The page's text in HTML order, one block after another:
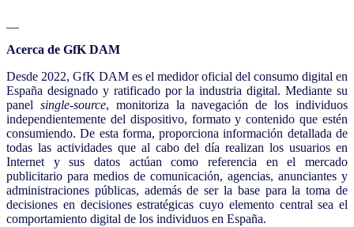
Acerca de GfK DAM
Desde 2022, GfK DAM es el medidor oficial del consumo digital en
España designado y ratificado por la industria digital. Mediante su
panel single-source, monitoriza la navegación de los individuos
independientemente del dispositivo, formato y contenido que estén
consumiendo. De esta forma, proporciona información detallada de
todas las actividades que al cabo del día realizan los usuarios en
Internet y sus datos actúan como referencia en el mercado
publicitario para medios de comunicación, agencias, anunciantes y
administraciones públicas, además de ser la base para la toma de
decisiones en decisiones estratégicas cuyo elemento central sea el
comportamiento digital de los individuos en España.